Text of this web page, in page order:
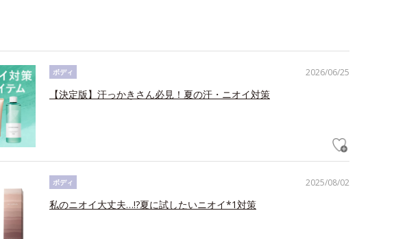
2026/06/25
ボディ
【決定版】汗っかきさん必見！夏の汗・ニオイ対策
2025/08/02
ボディ
私のニオイ大丈夫…!?夏に試したいニオイ*1対策